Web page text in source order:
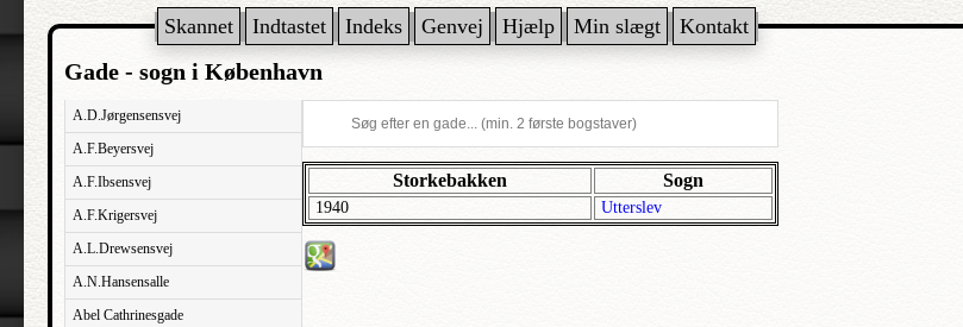
Skannet Indtastet Indeks Genvej Hjælp Min slægt Kontakt
Gade - sogn i København
A.D.Jørgensensvej
A.F.Beyersvej
A.F.Ibsensvej
A.F.Krigersvej
A.L.Drewsensvej
A.N.Hansensalle
Abel Cathrinesgade
Storkebakken Sogn
1940 Utterslev